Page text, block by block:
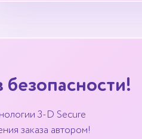
3-D Secure
заказа автором!
безопасности!